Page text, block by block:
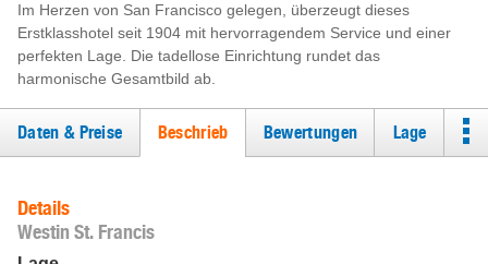
Im Herzen von San Francisco gelegen, überzeugt dieses
Erstklasshotel seit 1904 mit hervorragendem Service und einer
perfekten Lage. Die tadellose Einrichtung rundet das
harmonische Gesamtbild ab.
Daten & Preise Beschrieb Bewertungen Lage
Details
Westin St. Francis